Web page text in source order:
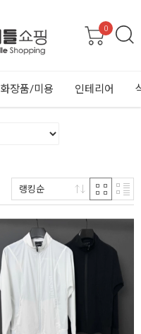
0
화장품/미용 인테리어
랭킹순